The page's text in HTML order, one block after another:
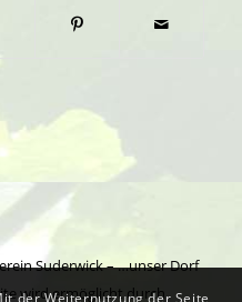
Suderwick – …unser Dorf
wird ermöglicht durch